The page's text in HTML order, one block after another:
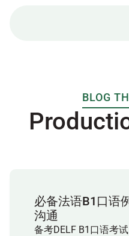
BLOG
必备法语B1口语
沟通
备考DELF B1口语考